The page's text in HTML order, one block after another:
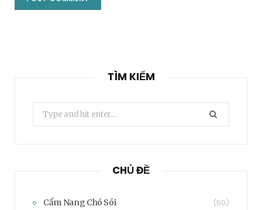
TÌM KIẾM
Search
for:
CHỦ ĐỀ
Cẩm Nang Chó Sói (50)